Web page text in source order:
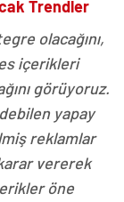
Trendler
olacağını,
içerikleri
görüyoruz.
yapay
reklamlar
vererek
öne